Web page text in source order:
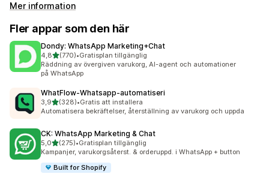
Mer information
Fler appar som den här
Dondy: WhatsApp Marketing+Chat
4,8av 5 stjärnor
(770)
770 recensioner totalt
•Gratisplan tillgänglig
Räddning av övergiven varukorg, AI-agent och automationer
på WhatsApp
WhatFlow‑Whatsapp‑automatiseri
3,9av 5 stjärnor
(328)
328 recensioner totalt
•Gratis att installera
Automatisera bekräftelser, återställning av varukorg och uppda
CK: WhatsApp Marketing & Chat
5,0av 5 stjärnor
(275)
275 recensioner totalt
•Gratisplan tillgänglig
Kampanjer, varukorgsåterst. & orderuppd. i WhatsApp + button
Built for Shopify